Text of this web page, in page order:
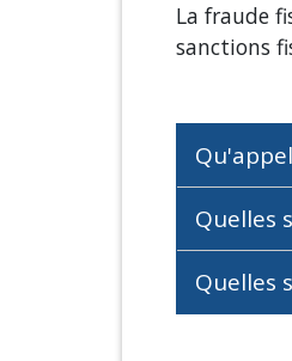
La fraude
sanctions
Quelles
Quelles